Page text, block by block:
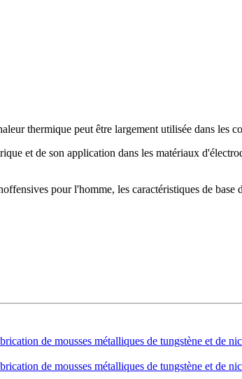
thermique peut être largement utilisée dans les
et de son application dans les matériaux
pour l'homme, les caractéristiques de